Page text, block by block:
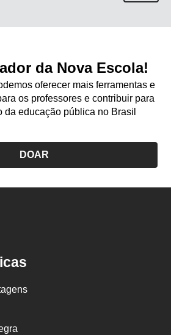
da Nova Escola!
oferecer mais ferramentas e
os professores e contribuir para
da educação pública no Brasil
DOAR